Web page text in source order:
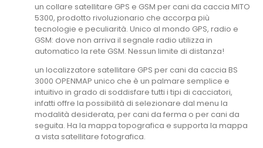
un collare satellitare GPS e GSM per cani da caccia MITO
5300, prodotto rivoluzionario che accorpa più
tecnologie e peculiarità. Unico al mondo GPS, radio e
GSM: dove non arriva il segnale radio utilizza in
automatico la rete GSM. Nessun limite di distanza!
un localizzatore satellitare GPS per cani da caccia BS
3000 OPENMAP unico che è un palmare semplice e
intuitivo in grado di soddisfare tutti i tipi di cacciatori,
infatti offre la possibilità di selezionare dal menu la
modalità desiderata, per cani da ferma o per cani da
seguita. Ha la mappa topografica e supporta la mappa
a vista satellitare fotografica.